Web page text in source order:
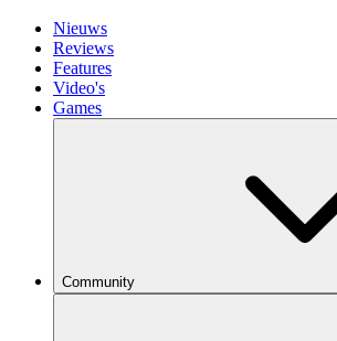
Nieuws
Reviews
Features
Video's
Games
Community